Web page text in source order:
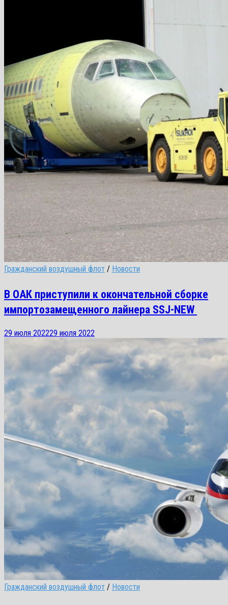
Гражданский воздушный флот / Новости
В ОАК приступили к окончательной сборке
импортозамещенного лайнера SSJ-NEW
29 июля 202229 июля 2022
Гражданский воздушный флот / Новости